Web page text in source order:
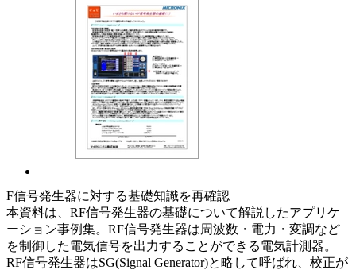
F信号発生器に対する基礎知識を再確認
本資料は、RF信号発生器の基礎について解説したアプリケ
ーション事例集。RF信号発生器は周波数・電力・変調など
を制御した電気信号を出力することができる電気計測器。
RF信号発生器はSG(Signal Generator)と略して呼ばれ、校正が